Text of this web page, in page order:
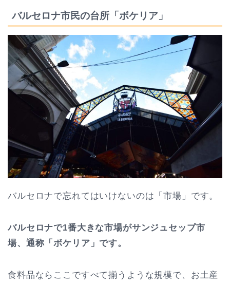
バルセロナ市民の台所「ボケリア」
バルセロナで忘れてはいけないのは「市場」です。
バルセロナで1番大きな市場がサンジュセップ市
場、通称「ボケリア」です。
食料品ならここですべて揃うような規模で、お土産